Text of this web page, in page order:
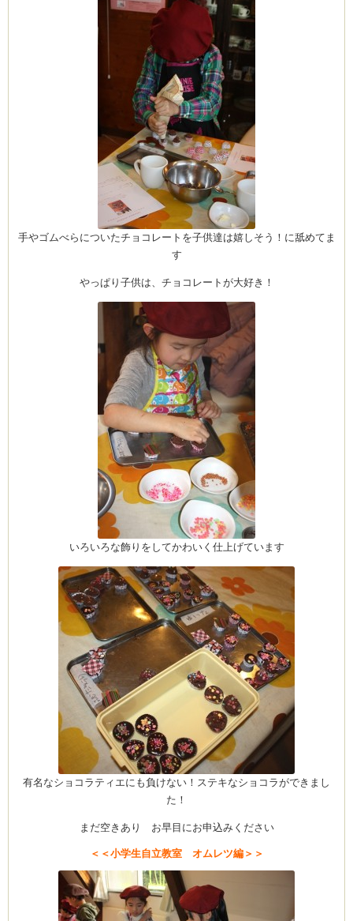
手やゴムべらについたチョコレートを子供達は嬉しそう！に舐めてま
す
やっぱり子供は、チョコレートが大好き！
いろいろな飾りをしてかわいく仕上げています
有名なショコラティエにも負けない！ステキなショコラができまし
た！
まだ空きあり お早目にお申込みください
＜＜小学生自立教室 オムレツ編＞＞